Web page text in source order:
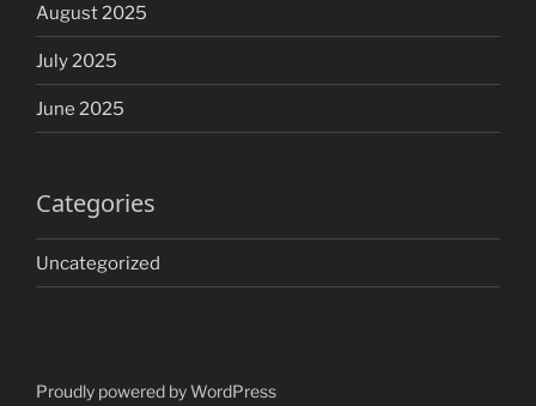
August 2025
July 2025
June 2025
Categories
Uncategorized
Proudly powered by WordPress